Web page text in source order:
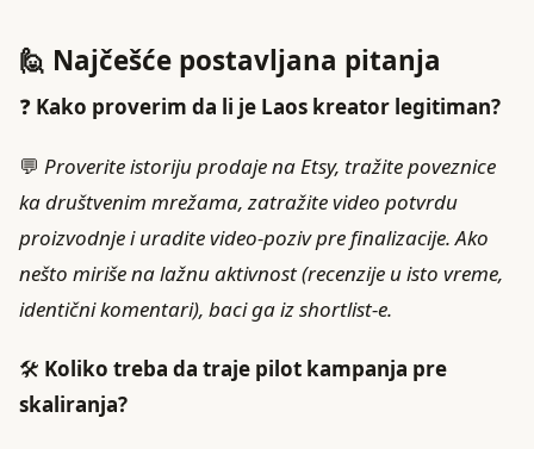
🙋 Najčešće postavljana pitanja
❓ Kako proverim da li je Laos kreator legitiman?
💬 Proverite istoriju prodaje na Etsy, tražite poveznice
ka društvenim mrežama, zatražite video potvrdu
proizvodnje i uradite video-poziv pre finalizacije. Ako
nešto miriše na lažnu aktivnost (recenzije u isto vreme,
identični komentari), baci ga iz shortlist-e.
🛠️ Koliko treba da traje pilot kampanja pre
skaliranja?